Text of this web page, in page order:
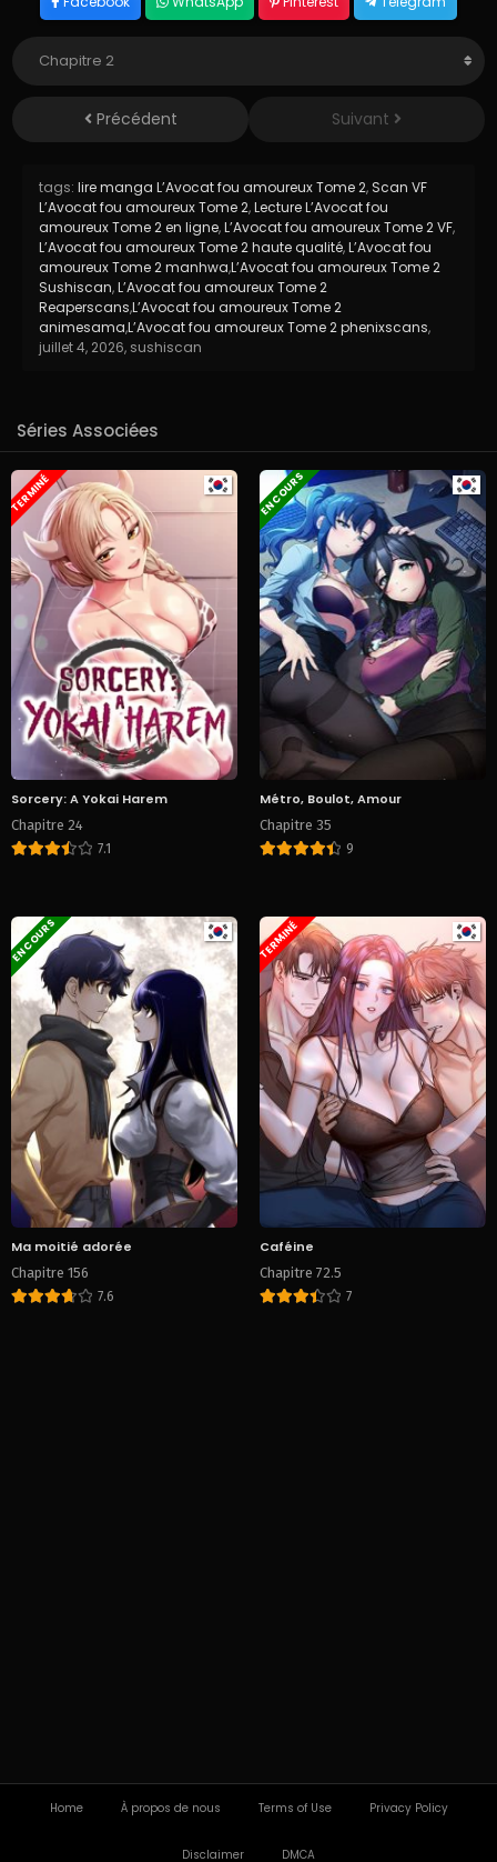
Précédent Suivant
tags: lire manga L’Avocat fou amoureux Tome 2, Scan VF
L’Avocat fou amoureux Tome 2,Lecture L’Avocat fou
amoureux Tome 2 en ligne,L’Avocat fou amoureux Tome 2 VF,
L’Avocat fou amoureux Tome 2 haute qualité,L’Avocat fou
amoureux Tome 2 manhwa,L’Avocat fou amoureux Tome 2
Sushiscan,L’Avocat fou amoureux Tome 2
Reaperscans,L’Avocat fou amoureux Tome 2
animesama,L’Avocat fou amoureux Tome 2 phenixscans,
juillet 4, 2026, sushiscan
Séries Associées
TERMINÉ
Sorcery: A Yokai Harem
Chapitre 24
7.1
EN COURS
Métro, Boulot, Amour
Chapitre 35
9
EN COURS
Ma moitié adorée
Chapitre 156
7.6
TERMINÉ
Caféine
Chapitre 72.5
7
Home À propos de nous Terms of Use Privacy Policy
Disclaimer DMCA